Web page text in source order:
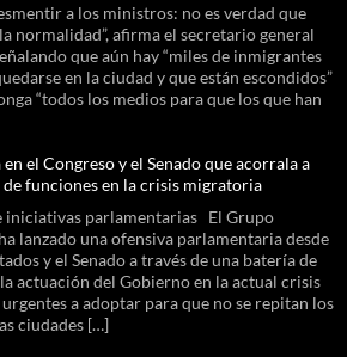
a los ministros: no es verdad que
normalidad”, afirma el secretario general
que aún hay “miles de inmigrantes
en la ciudad y que están escondidos”
“todos los medios para que los que han
el Congreso y el Senado que acorrala a
de funciones en la crisis migratoria
iniciativas parlamentarias El Grupo
lanzado una ofensiva parlamentaria desde
y el Senado a través de una batería de
actuación del Gobierno en la actual crisis
a adoptar para que no se repitan los
ciudades […]